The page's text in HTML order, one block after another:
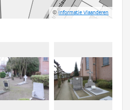
©Informatie Vlaanderen